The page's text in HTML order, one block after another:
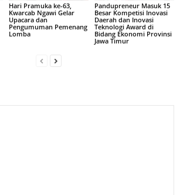
Hari Pramuka ke-63,
Kwarcab Ngawi Gelar
Upacara dan
Pengumuman Pemenang
Lomba
Pandupreneur Masuk 15
Besar Kompetisi Inovasi
Daerah dan Inovasi
Teknologi Award di
Bidang Ekonomi Provinsi
Jawa Timur